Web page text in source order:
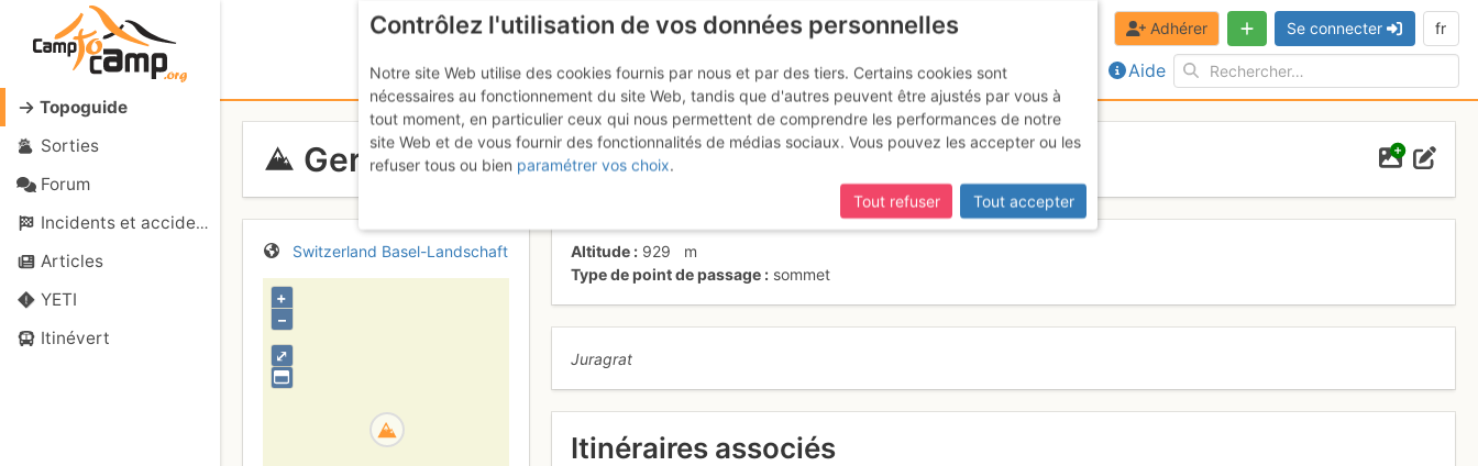
Topoguide
Sorties
Forum
Incidents et accidents
Articles
YETI
Itinévert
Aide
Adhérer Se connecter fr
Gerstelfluh
Switzerland Basel-Landschaft
⤢
+
–
Altitude 929
m
Type de point de passage
sommet
Juragrat
Itinéraires associés
Contrôlez l'utilisation de vos données personnelles
Notre site Web utilise des cookies fournis par nous et par des tiers. Certains cookies sont
nécessaires au fonctionnement du site Web, tandis que d'autres peuvent être ajustés par vous à
tout moment, en particulier ceux qui nous permettent de comprendre les performances de notre
site Web et de vous fournir des fonctionnalités de médias sociaux. Vous pouvez les accepter ou les
refuser tous ou bien paramétrer vos choix.
Tout refuser
Tout accepter